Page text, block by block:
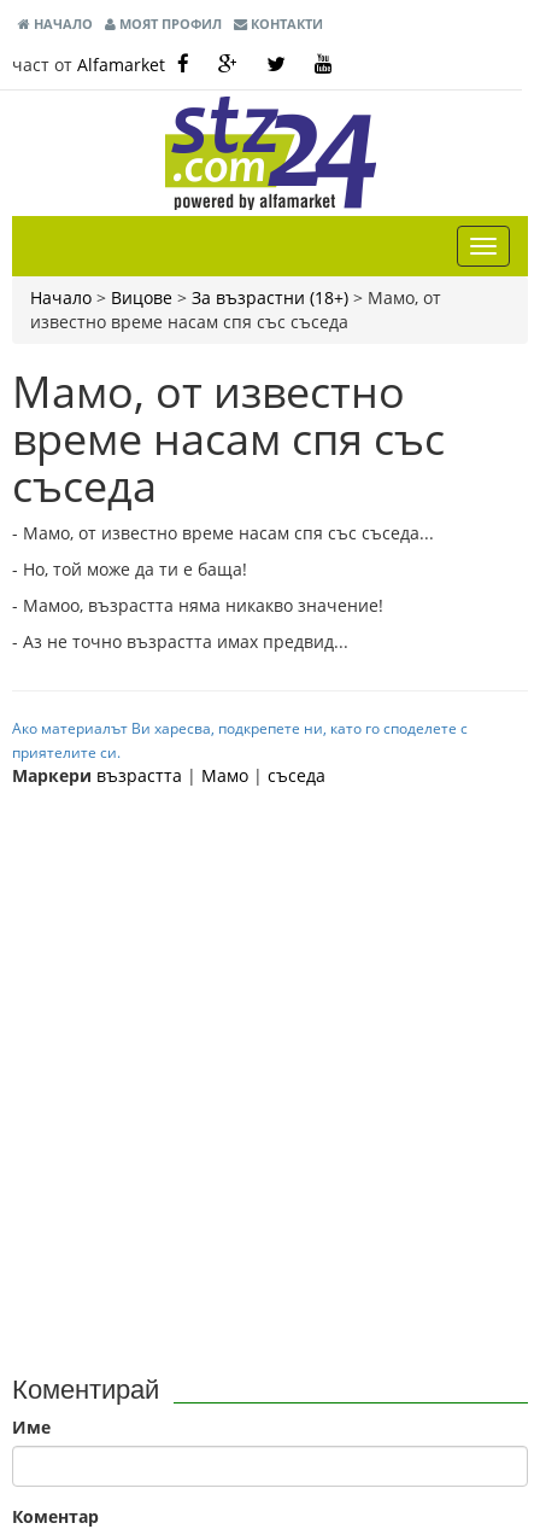
НАЧАЛО МОЯТ ПРОФИЛ КОНТАКТИ
част от Alfamarket
Начало > Вицове > За възрастни (18+) > Мамо, от
известно време насам спя със съседа
Мамо, от известно
време насам спя със
съседа
- Мамо, от известно време насам спя със съседа...
- Но, той може да ти е баща!
- Мамоо, възрастта няма никакво значение!
- Аз не точно възрастта имах предвид...
Ако материалът Ви харесва, подкрепете ни, като го споделете с
приятелите си.
Маркери възрастта | Мамо | съседа
Коментирай
Име
Коментар